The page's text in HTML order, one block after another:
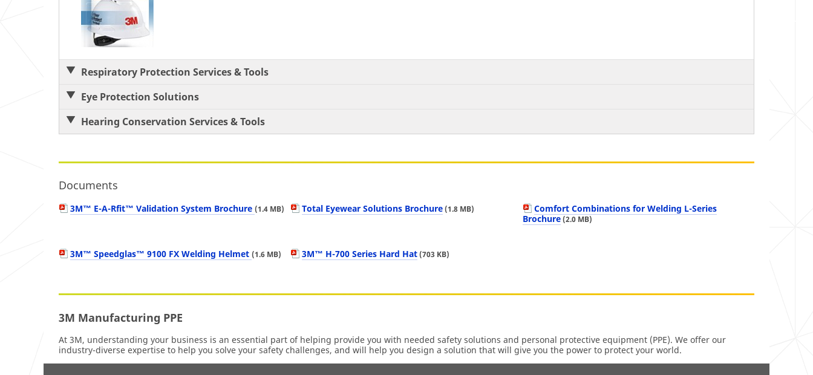
Respiratory Protection Services & Tools
Eye Protection Solutions
Hearing Conservation Services & Tools
Documents
3M™ E-A-Rfit™ Validation System Brochure (1.4 MB) Total Eyewear Solutions Brochure(1.8 MB)
Comfort Combinations for Welding L-Series
Brochure(2.0 MB)
3M™ Speedglas™ 9100 FX Welding Helmet (1.6 MB) 3M™ H-700 Series Hard Hat(703 KB)
3M Manufacturing PPE
At 3M, understanding your business is an essential part of helping provide you with needed safety solutions and personal protective equipment (PPE). We offer our
industry-diverse expertise to help you solve your safety challenges, and will help you design a solution that will give you the power to protect your world.